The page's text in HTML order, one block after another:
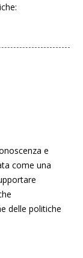
e
come una
delle politiche